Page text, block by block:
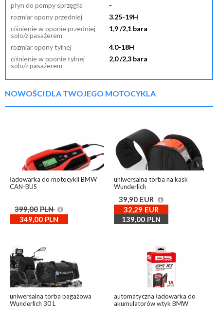
płyn do pompy sprzęgła
-
rozmiar opony przedniej
3.25-19H
ciśnienie w oponie przedniej
solo/z pasażerem
1,9 /2,1 bara
rozmiar opony tylnej
4.0-18H
ciśnienie w oponie tylnej
solo/z pasażerem
2,0 /2,3 bara
NOWOŚCI DLA TWOJEGO MOTOCYKLA
ładowarka do motocykli BMW
CAN-BUS
399,00 PLN
349,00 PLN
uniwersalna torba na kask
Wunderlich
39,90 EUR
32,29 EUR
139,00 PLN
uniwersalna torba bagażowa
Wunderlich 30 L
automatyczna ładowarka do
akumulatorów wtyk BMW